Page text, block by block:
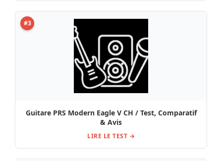
#3
Guitare PRS Modern Eagle V CH / Test, Comparatif
& Avis
LIRE LE TEST →